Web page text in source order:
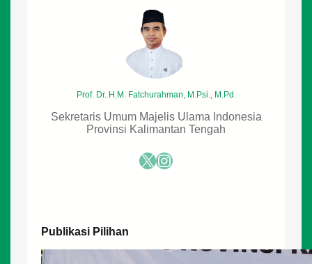
Prof. Dr. H.M. Fatchurahman, M.Psi., M.Pd.
Sekretaris Umum Majelis Ulama Indonesia
Provinsi Kalimantan Tengah
X Instagram
Publikasi Pilihan